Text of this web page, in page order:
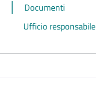
Documenti
Ufficio responsabile